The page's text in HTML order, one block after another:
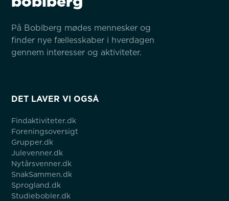
På Boblberg mødes mennesker og
finder nye fællesskaber i hverdagen
gennem interesser og aktiviteter.
DET LAVER VI OGSÅ
Findaktiviteter.dk
Foreningsoversigt
Grupper.dk
Julevenner.dk
Nytårsvenner.dk
SnakSammen.dk
Sprogland.dk
Studiebobler.dk